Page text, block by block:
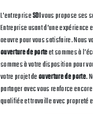
L’entrepriseSDIvous propose ses
Entreprise usant d’une
oeuvre pour vous satisfaire. Nous
ouverture de porteet sommes à
sommes à votre disposition pour
votre projet deouverture de porte.
partager avec vous renforce
qualifiée et travaille avec propreté